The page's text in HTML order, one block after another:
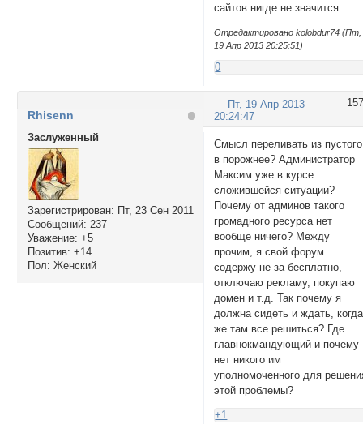
сайтов нигде не значится..
Отредактировано kolobdur74 (Пт,
19 Апр 2013 20:25:51)
0
157
Пт, 19 Апр 2013
20:24:47
Rhisenn
Заслуженный
Зарегистрирован: Пт, 23 Сен 2011
Сообщений: 237
Уважение: +5
Позитив: +14
Пол: Женский
Смысл переливать из пустого
в порожнее? Администратор
Максим уже в курсе
сложившейся ситуации?
Почему от админов такого
громадного ресурса нет
вообще ничего? Между
прочим, я свой форум
содержу не за бесплатно,
отключаю рекламу, покупаю
домен и т.д. Так почему я
должна сидеть и ждать, когда
же там все решиться? Где
главнокмандующий и почему
нет никого им
уполномоченного для
этой проблемы?
+1